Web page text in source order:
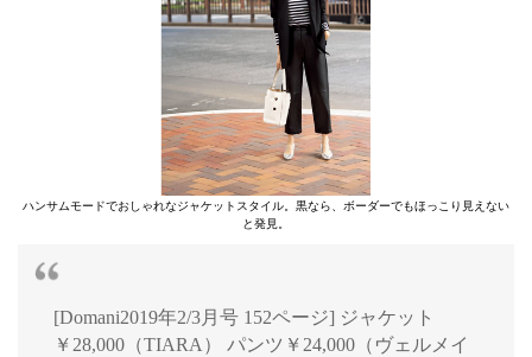
ハンサムモードでおしゃれなジャケットスタイル。黒なら、ボーダーでもほっこり見えない
と発見。
[Domani2019年2/3月号 152ページ] ジャケット
￥28,000（TIARA） パンツ￥24,000（ヴェルメイ